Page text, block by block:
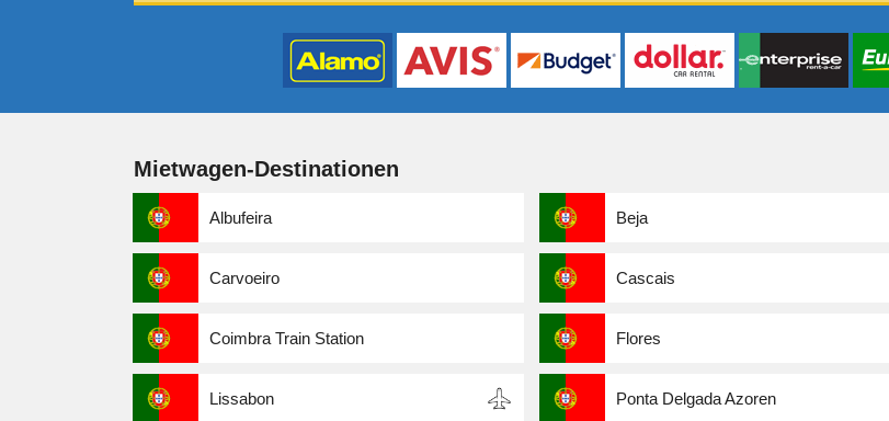
Mietwagen-Destinationen
Albufeira Beja
Carvoeiro Cascais
Coimbra Train Station Flores
Lissabon Ponta Delgada Azoren